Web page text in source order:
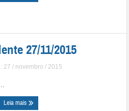
27/11/2015
27 / novembro / 2015
Leia mais